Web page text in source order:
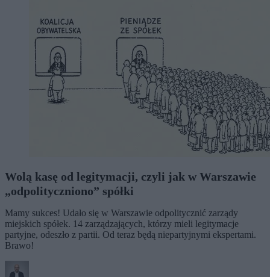
Wolą kasę od legitymacji, czyli jak w Warszawie
„odpolityczniono” spółki
Mamy sukces! Udało się w Warszawie odpolitycznić zarządy
miejskich spółek. 14 zarządzających, którzy mieli legitymacje
partyjne, odeszło z partii. Od teraz będą niepartyjnymi ekspertami.
Brawo!